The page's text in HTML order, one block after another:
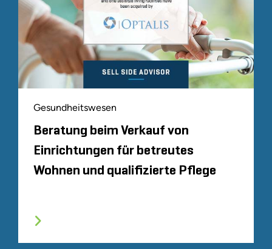
Gesundheitswesen
Beratung beim Verkauf von
Einrichtungen für betreutes
Wohnen und qualifizierte Pflege